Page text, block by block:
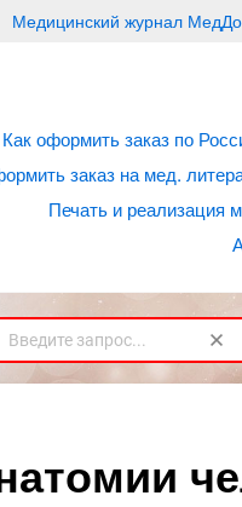
Медицинский журнал
Как оформить заказ по
заказ на мед.
Печать и реализация